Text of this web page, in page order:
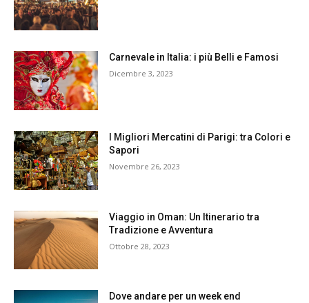
Carnevale in Italia: i più Belli e Famosi
Dicembre 3, 2023
I Migliori Mercatini di Parigi: tra Colori e
Sapori
Novembre 26, 2023
Viaggio in Oman: Un Itinerario tra
Tradizione e Avventura
Ottobre 28, 2023
Dove andare per un week end